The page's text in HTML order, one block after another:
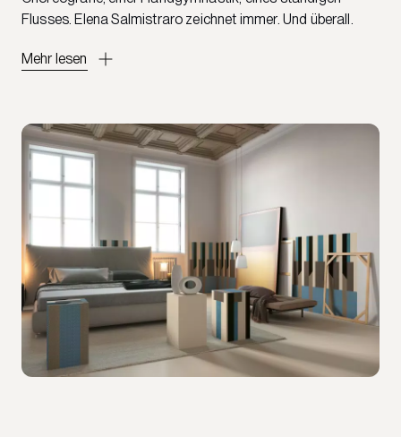
Flusses. Elena Salmistraro zeichnet immer. Und überall.
Mehr lesen